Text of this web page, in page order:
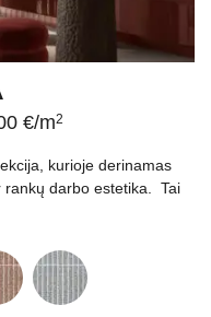
€/m2
kurioje derinamas
rankų darbo estetika. Tai